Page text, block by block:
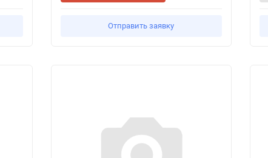
Отправить заявку